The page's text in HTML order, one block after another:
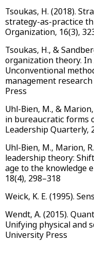
Tsoukas, H. (2018).
strategy-as-practice
Organization, 16(3),
Tsoukas, H., &
organization theory. In
Unconventional
management
Press
Uhl-Bien, M., &
in bureaucratic forms
Leadership Quarterly,
Uhl-Bien, M., Marion,
leadership theory:
age to the knowledge
18(4), 298–318
Weick, K. E. (1995).
Wendt, A. (2015).
Unifying physical and
University Press